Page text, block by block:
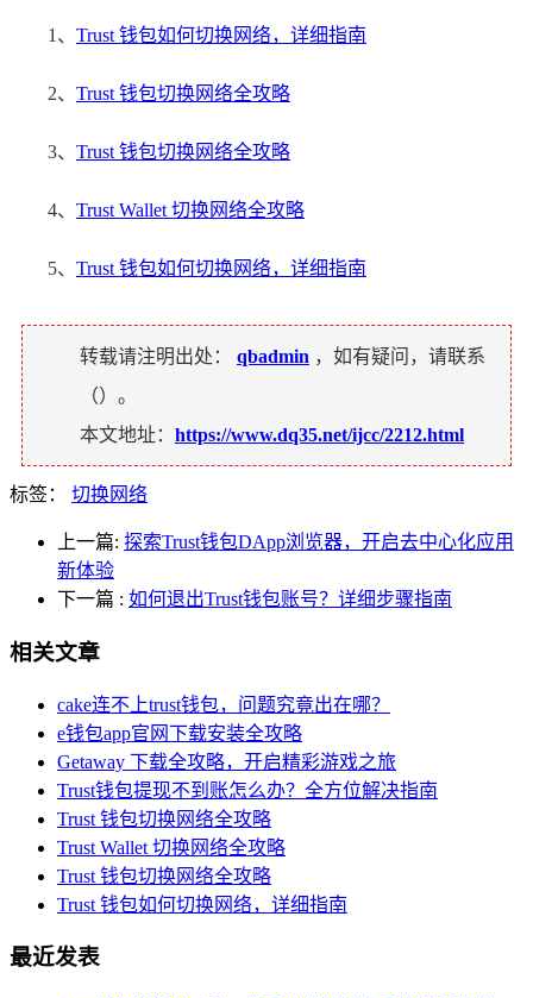
1、 Trust 钱包如何切换网络，详细指南
2、 Trust 钱包切换网络全攻略
3、 Trust 钱包切换网络全攻略
4、 Trust Wallet 切换网络全攻略
5、 Trust 钱包如何切换网络，详细指南
转载请注明出处： qbadmin ，如有疑问，请联系
（）。
本文地址： https://www.dq35.net/ijcc/2212.html
标签： 切换网络
上一篇: 探索Trust钱包DApp浏览器，开启去中心化应用
新体验
下一篇 : 如何退出Trust钱包账号？详细步骤指南
相关文章
cake连不上trust钱包，问题究竟出在哪？
e钱包app官网下载安装全攻略
Getaway 下载全攻略，开启精彩游戏之旅
Trust钱包提现不到账怎么办？全方位解决指南
Trust 钱包切换网络全攻略
Trust Wallet 切换网络全攻略
Trust 钱包切换网络全攻略
Trust 钱包如何切换网络，详细指南
最近发表